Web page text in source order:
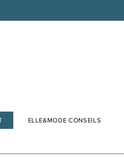
ELLE&MODE CONSEILS